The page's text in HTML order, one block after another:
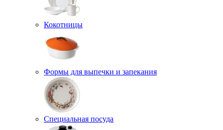
Кокотницы
Формы для выпечки и запекания
Специальная посуда